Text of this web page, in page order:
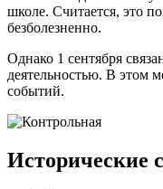
школе. Считается, это
безболезненно.
Однако 1 сентября
деятельностью. В этом
событий.
Исторические